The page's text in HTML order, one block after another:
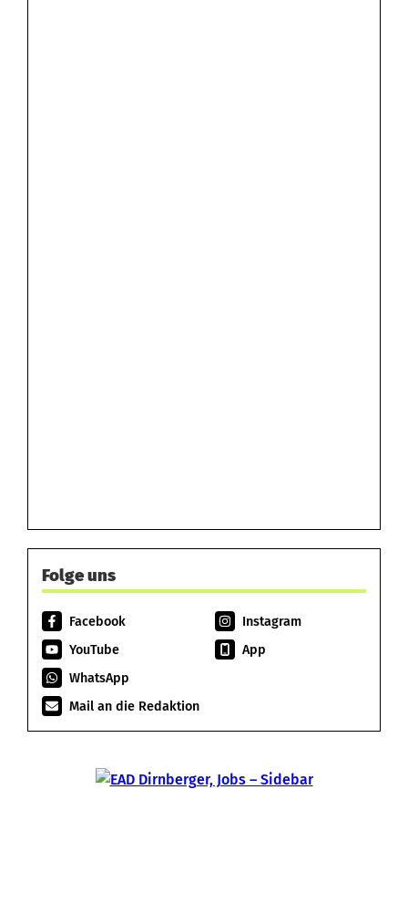
Folge uns
Facebook
Instagram
YouTube
App
WhatsApp
Mail an die Redaktion